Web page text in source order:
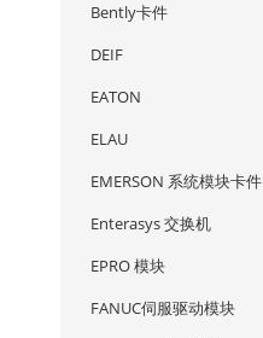
Bently卡件
DEIF
EATON
ELAU
EMERSON 系统模块卡件
Enterasys 交换机
EPRO 模块
FANUC伺服驱动模块